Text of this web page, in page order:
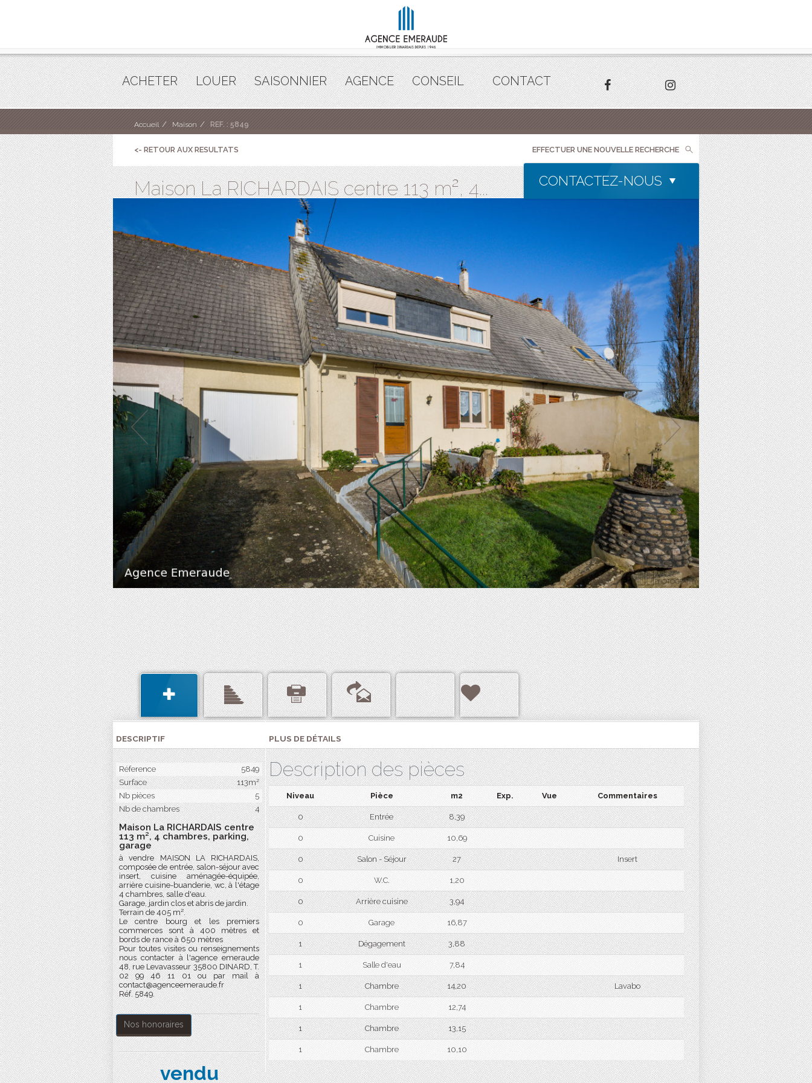
ACHETER LOUER SAISONNIER AGENCE CONSEIL CONTACT
Accueil Maison REF. : 5849
<- RETOUR AUX RESULTATS EFFECTUER UNE NOUVELLE RECHERCHE
Maison La RICHARDAIS centre 113 m², 4... CONTACTEZ-NOUS
DESCRIPTIF
Réference
5849
Surface
113m²
Nb pièces
5
Nb de chambres
4
Maison La RICHARDAIS centre
113 m², 4 chambres, parking,
garage
à vendre MAISON LA RICHARDAIS,
composée de entrée, salon-séjour avec
insert, cuisine aménagée-équipée,
arrière cuisine-buanderie, wc, à l'étage
4 chambres, salle d'eau.
Garage, jardin clos et abris de jardin.
Terrain de 405 m².
Le centre bourg et les premiers
commerces sont à 400 mètres et
bords de rance à 650 mètres
Pour toutes visites ou renseignements
nous contacter à l'agence emeraude
48, rue Levavasseur 35800 DINARD, T.
02 99 46 11 01 ou par mail à
contact@agenceemeraude.fr
Réf. 5849.
Nos honoraires
vendu
PLUS DE DÉTAILS
Description des pièces
Niveau Pièce m2 Exp. Vue Commentaires
0 Entrée 8,39
0 Cuisine 10,69
0 Salon - Séjour 27 Insert
0 W.C. 1,20
0 Arrière cuisine 3,94
0 Garage 16,87
1 Dégagement 3,88
1 Salle d'eau 7,84
1 Chambre 14,20 Lavabo
1 Chambre 12,74
1 Chambre 13,15
1 Chambre 10,10